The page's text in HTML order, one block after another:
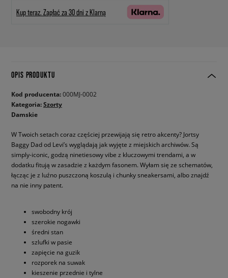
Kup teraz. Zapłać za 30 dni z Klarną
OPIS PRODUKTU
Kod producenta:000MJ-0002
Kategoria:Szorty
Damskie
W Twoich setach coraz częściej przewijają się retro akcenty? Jortsy
Baggy Dad od Levi’s wyglądają jak wyjęte z miejskich archiwów. Są
simply-iconic, godzą ninetiesowy vibe z kluczowymi trendami, a w
dodatku fitują w zasadzie z każdym fasonem. Wyłam się ze schematów,
łącząc je z luźno puszczoną koszulą i chunky sneakersami, albo znajdź
na nie inny patent.
swobodny krój
szerokie nogawki
średni stan
szlufki w pasie
zapięcie na guzik
rozporek na suwak
kieszenie przednie i tylne